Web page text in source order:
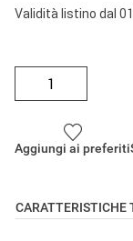
Validità listino dal
Aggiungi ai preferiti
CARATTERISTICHE